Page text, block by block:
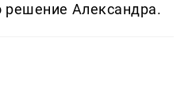
решение Александра.